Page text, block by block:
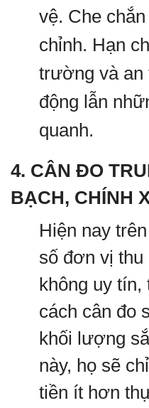
vệ. Che
chỉnh. Hạn
trường và an
động lẫn
quanh.
4. CÂN ĐO
BẠCH, CHÍNH
Hiện nay
số đơn vị thu
không uy
cách cân đo
khối lượng
này, họ sẽ
tiền ít hơn